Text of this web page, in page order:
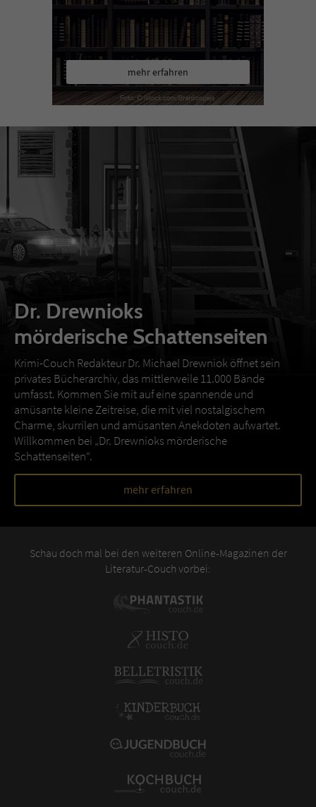
mehr erfahren
Dr. Drewnioks
mörderische Schattenseiten
Krimi-Couch Redakteur Dr. Michael Drewniok öffnet sein
privates Bücherarchiv, das mittlerweile 11.000 Bände
umfasst. Kommen Sie mit auf eine spannende und
amüsante kleine Zeitreise, die mit viel nostalgischem
Charme, skurrilen und amüsanten Anekdoten aufwartet.
Willkommen bei „Dr. Drewnioks mörderische
Schattenseiten“.
mehr erfahren
Schau doch mal bei den weiteren Online-Magazinen der
Literatur-Couch vorbei: